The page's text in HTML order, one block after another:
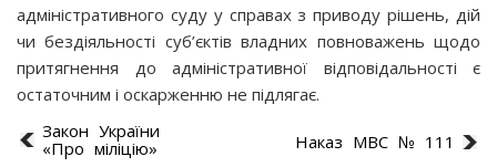
адміністративного суду у справах з приводу рішень, дій
чи бездіяльності суб’єктів владних повноважень щодо
притягнення до адміністративної відповідальності є
остаточним і оскарженню не підлягає.
Закон України
«Про міліцію»
Наказ МВС № 111